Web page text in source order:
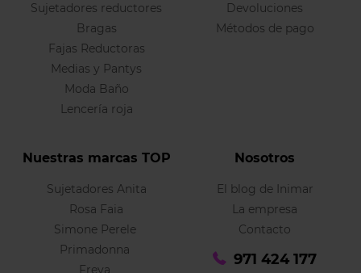
Sujetadores reductores
Bragas
Fajas Reductoras
Medias y Pantys
Moda Baño
Lencería roja
Devoluciones
Métodos de pago
Nuestras marcas TOP
Sujetadores Anita
Rosa Faia
Simone Perele
Primadonna
Freya
Nosotros
El blog de Inimar
La empresa
Contacto
971 424 177